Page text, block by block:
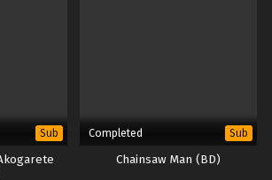
Sub Completed Sub
Chainsaw Man (BD)